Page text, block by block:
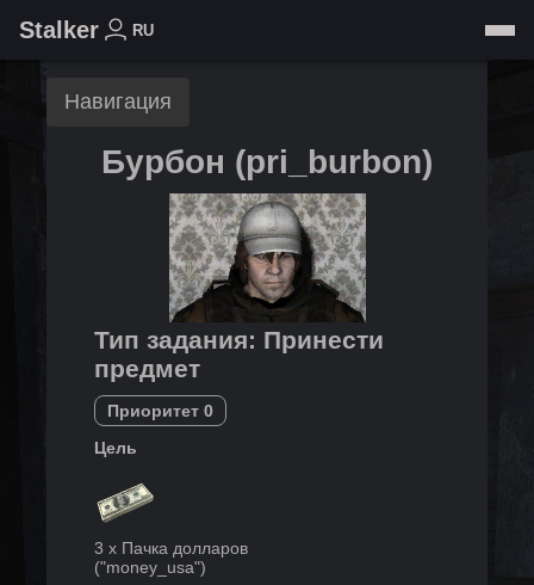
Stalker RU
Навигация
Бурбон (pri_burbon)
Тип задания: Принести
предмет
Приоритет 0
Цель
3 x Пачка долларов
("money_usa")